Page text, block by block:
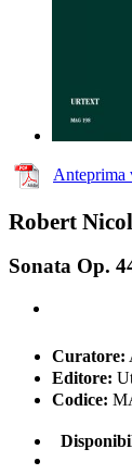
Anteprima
Robert
Sonata Op.
Curatore:
Editore:
Codice: